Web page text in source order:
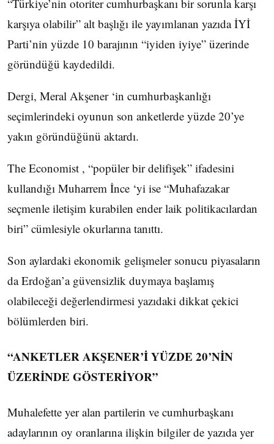
“Türkiye’nin otoriter cumhurbaşkanı bir sorunla karşı
karşıya olabilir” alt başlığı ile yayımlanan yazıda İYİ
Parti’nin yüzde 10 barajının “iyiden iyiye” üzerinde
göründüğü kaydedildi.
Dergi, Meral Akşener ‘in cumhurbaşkanlığı
seçimlerindeki oyunun son anketlerde yüzde 20’ye
yakın göründüğünü aktardı.
The Economist , “popüler bir delifişek” ifadesini
kullandığı Muharrem İnce ‘yi ise “Muhafazakar
seçmenle iletişim kurabilen ender laik politikacılardan
biri” cümlesiyle okurlarına tanıttı.
Son aylardaki ekonomik gelişmeler sonucu piyasaların
da Erdoğan’a güvensizlik duymaya başlamış
olabileceği değerlendirmesi yazıdaki dikkat çekici
bölümlerden biri.
“ANKETLER AKŞENER’İ YÜZDE 20’NİN
ÜZERİNDE GÖSTERİYOR”
Muhalefette yer alan partilerin ve cumhurbaşkanı
adaylarının oy oranlarına ilişkin bilgiler de yazıda yer